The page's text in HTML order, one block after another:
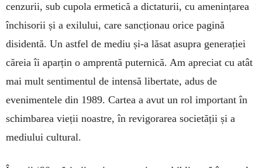
cenzurii, sub cupola ermetică a dictaturii, cu amenințarea
închisorii și a exilului, care sancționau orice pagină
disidentă. Un astfel de mediu și-a lăsat asupra generației
căreia îi aparțin o amprentă puternică. Am apreciat cu atât
mai mult sentimentul de intensă libertate, adus de
evenimentele din 1989. Cartea a avut un rol important în
schimbarea vieții noastre, în revigorarea societății și a
mediului cultural.